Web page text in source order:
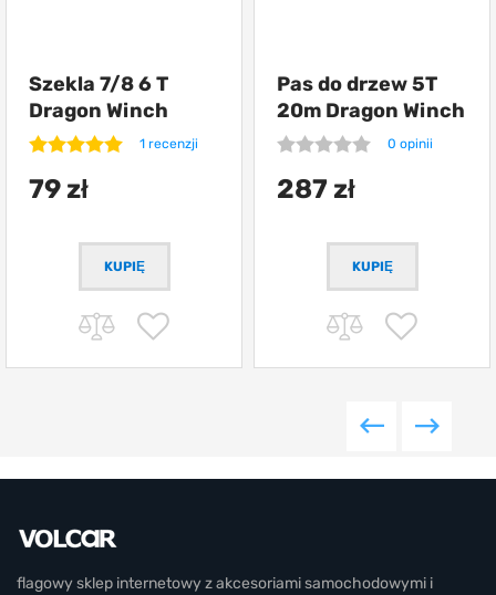
Szekla 7/8 6 T
Dragon Winch
1 recenzji
79 zł
Pas do drzew 5T
20m Dragon Winch
0 opinii
287 zł
flagowy sklep internetowy z akcesoriami samochodowymi i